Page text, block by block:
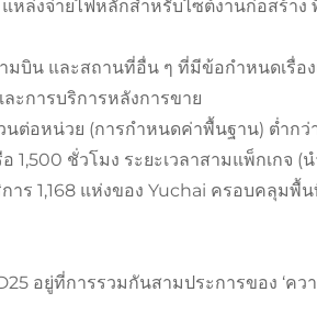
หล่งจ่ายไฟหลักสำหรับไซต์งานก่อสร้า
มบิน และสถานที่อื่น ๆ ที่มีข้อกำหนดเรื่อ
ะการบริการหลังการขาย
นต่อหน่วย (การกำหนดค่าพื้นฐาน) ต่ำก
1,500 ชั่วโมง ระยะเวลาสามแพ็กเกจ (
าร 1,168 แห่งของ Yuchai ครอบคลุม
อยู่ที่การรวมกันสามประการของ ‘ค